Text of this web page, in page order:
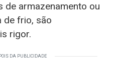
de armazenamento ou
de frio, são
rigor.
DA PUBLICIDADE